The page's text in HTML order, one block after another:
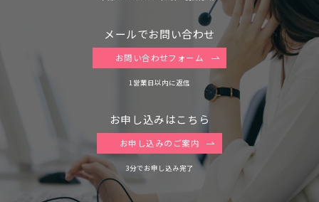
メールでお問い合わせ
お問い合わせフォーム
1営業日以内に返信
お申し込みはこちら
お申し込みのご案内
3分でお申し込み完了